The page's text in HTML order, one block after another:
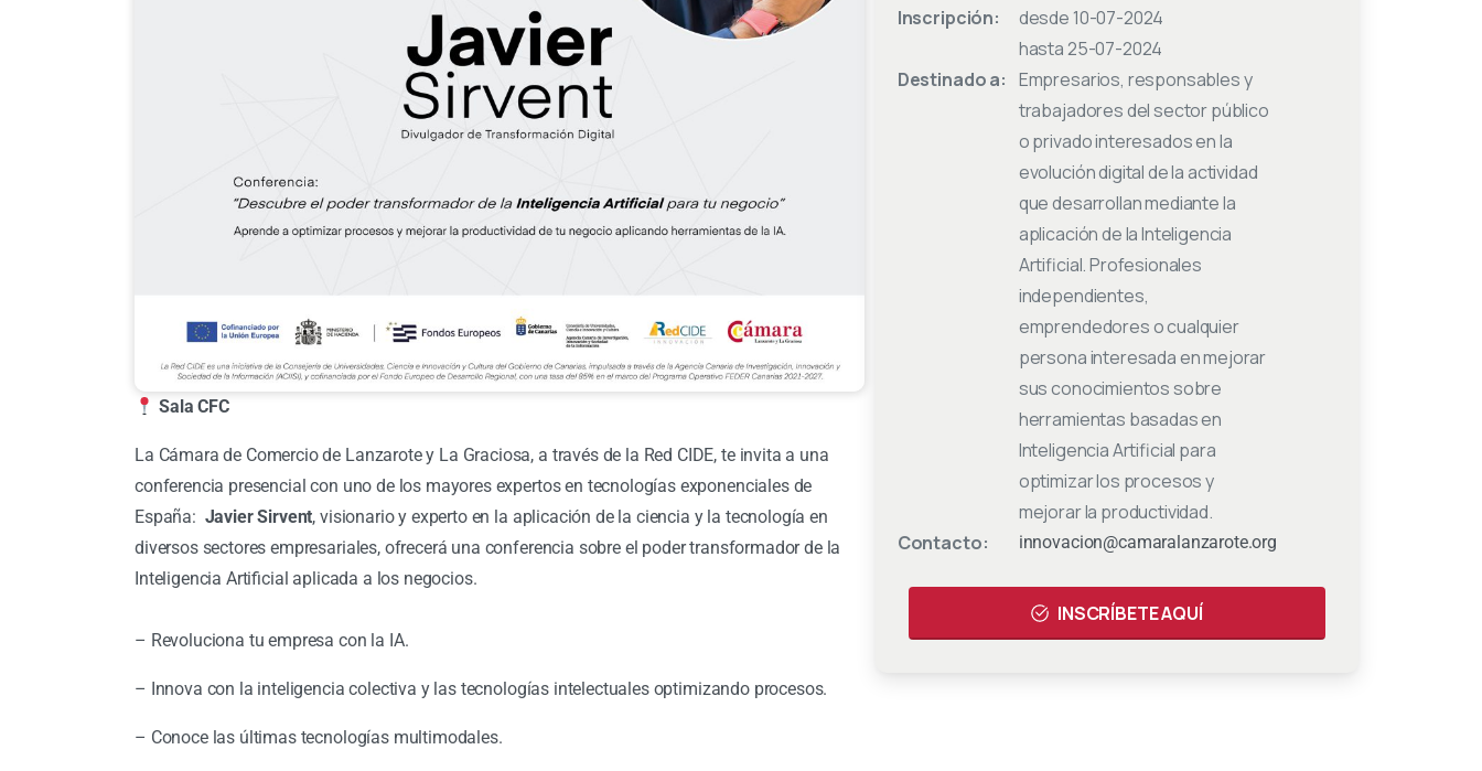
Sala CFC
La Cámara de Comercio de Lanzarote y La Graciosa, a través de la Red CIDE, te invita a una
conferencia presencial con uno de los mayores expertos en tecnologías exponenciales de
España: Javier Sirvent, visionario y experto en la aplicación de la ciencia y la tecnología en
diversos sectores empresariales, ofrecerá una conferencia sobre el poder transformador de la
Inteligencia Artificial aplicada a los negocios.
– Revoluciona tu empresa con la IA.
– Innova con la inteligencia colectiva y las tecnologías intelectuales optimizando procesos.
– Conoce las últimas tecnologías multimodales.
Inscripción:
desde 10-07-2024
hasta 25-07-2024
Destinado a: Empresarios, responsables y
trabajadores del sector público
o privado interesados en la
evolución digital de la actividad
que desarrollan mediante la
aplicación de la Inteligencia
Artificial. Profesionales
independientes,
emprendedores o cualquier
persona interesada en mejorar
sus conocimientos sobre
herramientas basadas en
Inteligencia Artificial para
optimizar los procesos y
mejorar la productividad.
Contacto:
innovacion@camaralanzarote.org
INSCRÍBETE AQUÍ